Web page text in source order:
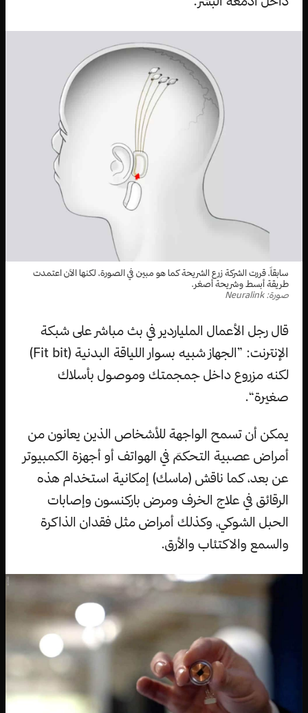
سابقاً، قررت الشركة زرع الشريحة كما هو مبين في الصورة، لكنها الآن اعتمدت
طريقة أبسط وشريحة أصغر.
صورة: Neuralink
قال رجل الأعمال الملياردير في بث مباشر على شبكة
الإنترنت: ”الجهاز شبيه بسوار اللياقة البدنية (Fit bit)
لكنه مزروع داخل جمجمتك وموصول بأسلاك
صغيرة“.
يمكن أن تسمح الواجهة للأشخاص الذين يعانون من
أمراض عصبية التحكمَ في الهواتف أو أجهزة الكمبيوتر
عن بعد، كما ناقش (ماسك) إمكانية استخدام هذه
الرقائق في علاج الخرف ومرض باركنسون وإصابات
الحبل الشوكي، وكذلك أمراض مثل فقدان الذاكرة
والسمع والاكتئاب والأرق.